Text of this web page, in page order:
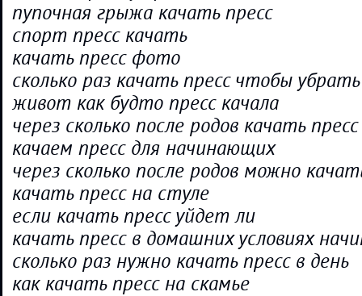
пупочная грыжа качать пресс
спорт пресс качать
качать пресс фото
сколько раз качать пресс чтобы
живот как будто пресс качала
через сколько после родов качать пресс
качаем пресс для начинающих
через сколько после родов можно
качать пресс на стуле
если качать пресс уйдет ли
качать пресс в домашних условиях
сколько раз нужно качать пресс в день
как качать пресс на скамье